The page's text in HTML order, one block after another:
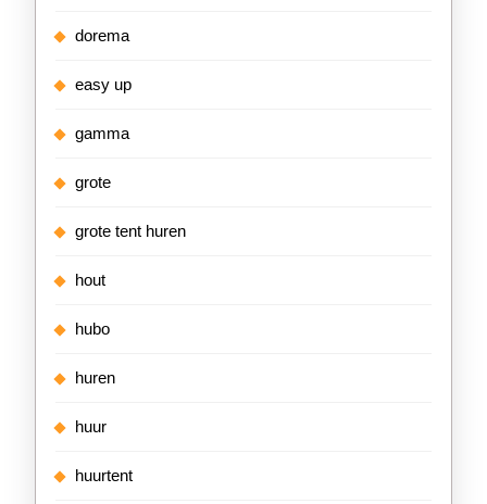
dorema
easy up
gamma
grote
grote tent huren
hout
hubo
huren
huur
huurtent